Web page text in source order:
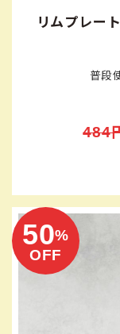
リムプレー
普段
484
50%
OFF